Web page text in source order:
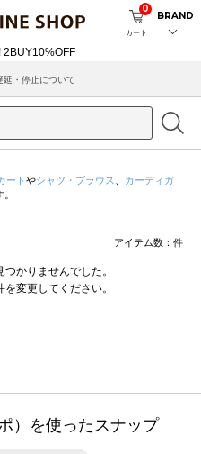
カート
0
BRAND
・停止について
ート やシャツ・ブラウス
カーディガ
アイテム数： 件
かりませんでした。
変更してください。
）を使ったスナップ